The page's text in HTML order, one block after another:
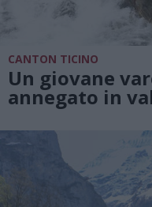
CANTON TICINO
Un giovane
annegato in